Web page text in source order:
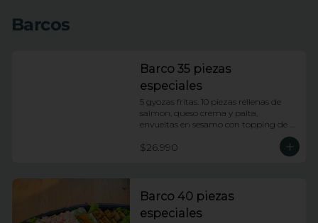
Barcos
Barco 35 piezas
especiales
5 gyozas fritas. 10 piezas rellenas de
salmon, queso crema y palta,
envueltas en sesamo con topping de
piezas apanadas rellenas de pollo,
queso crema, platano frito y cebollin
kanikama apanada y palta, envueltas
en ciboulette con topping de ceviche
de salmon e hilos de camote.
$26.990
Barco 40 piezas
especiales